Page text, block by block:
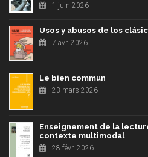
1 juin 2026
Usos y abusos de los
7 avr. 2026
Le bien commun
23 mars 2026
Enseignement de la
contexte multimodal
28 févr. 2026